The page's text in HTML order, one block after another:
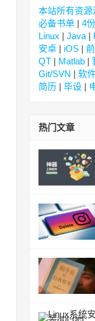
本站所有资源
必备书单 | 4
Linux | Java |
安卓 | iOS |
QT | Matlab |
Git/SVN | 软
简历 | 毕设 |
热门文章